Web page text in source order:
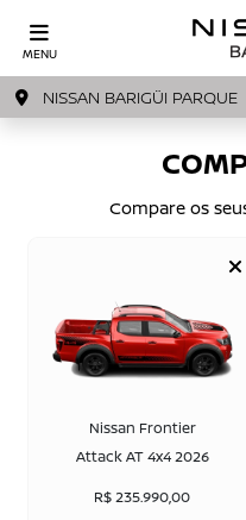
MENU
NISSAN BARIGÜI PARQUE
Compare os
Nissan Frontier
Attack AT 4x4 2026
R$ 235.990,00